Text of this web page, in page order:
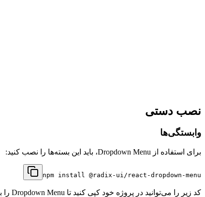
نصب دستی
وابستگی‌ها
برای استفاده از Dropdown Menu، باید این بسته‌ها را نصب کنید:
npm install @radix-ui/react-dropdown-menu
کد زیر را می‌توانید در پروژه خود کپی کنید تا Dropdown Menu